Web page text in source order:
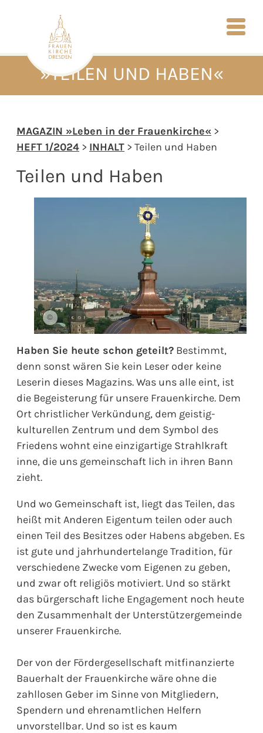
»TEILEN UND HABEN«
MAGAZIN »Leben in der Frauenkirche« >
HEFT 1/2024 > INHALT > Teilen und Haben
Teilen und Haben
©
Haben Sie heute schon geteilt? Bestimmt,
denn sonst wären Sie kein Leser oder keine
Leserin dieses Magazins. Was uns alle eint, ist
die Begeisterung für unsere Frauenkirche. Dem
Ort christlicher Verkündung, dem geistig-
kulturellen Zentrum und dem Symbol des
Friedens wohnt eine einzigartige Strahlkraft
inne, die uns gemeinschaft lich in ihren Bann
zieht.
Und wo Gemeinschaft ist, liegt das Teilen, das
heißt mit Anderen Eigentum teilen oder auch
einen Teil des Besitzes oder Habens abgeben. Es
ist gute und jahrhundertelange Tradition, für
verschiedene Zwecke vom Eigenen zu geben,
und zwar oft religiös motiviert. Und so stärkt
das bürgerschaft liche Engagement noch heute
den Zusammenhalt der Unterstützergemeinde
unserer Frauenkirche.
Der von der Fördergesellschaft mitfinanzierte
Bauerhalt der Frauenkirche wäre ohne die
zahllosen Geber im Sinne von Mitgliedern,
Spendern und ehrenamtlichen Helfern
unvorstellbar. Und so ist es kaum